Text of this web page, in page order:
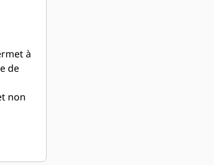
à
de
non